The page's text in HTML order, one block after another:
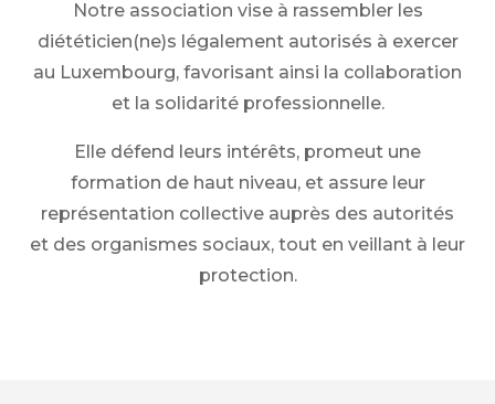
Notre association vise à rassembler les
diététicien(ne)s légalement autorisés à exercer
au Luxembourg, favorisant ainsi la collaboration
et la solidarité professionnelle.
Elle défend leurs intérêts, promeut une
formation de haut niveau, et assure leur
représentation collective auprès des autorités
et des organismes sociaux, tout en veillant à leur
protection.